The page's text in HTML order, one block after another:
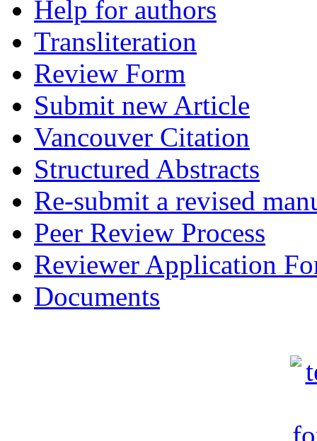
Help for authors
Transliteration
Review Form
Submit new Article
Vancouver Citation
Structured Abstracts
Re-submit a revised
Peer Review Process
Reviewer Application
Documents